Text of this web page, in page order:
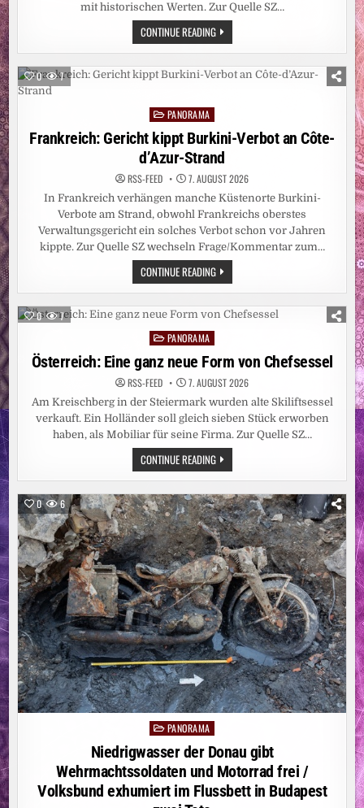
mit historischen Werten. Zur Quelle SZ…
CONTINUE READINGHITZEWELLE:
REKORDTIEF:
RHEIN-
PEGEL
SINKT
0 7
Posted
in
PANORAMA
Frankreich: Gericht kippt Burkini-Verbot an Côte-
d’Azur-Strand
RSS-FEED 7. AUGUST 2026
In Frankreich verhängen manche Küstenorte Burkini-
Verbote am Strand, obwohl Frankreichs oberstes
Verwaltungsgericht ein solches Verbot schon vor Jahren
kippte. Zur Quelle SZ wechseln Frage/Kommentar zum…
CONTINUE READINGFRANKREICH:
GERICHT
KIPPT
BURKINI-
VERBOT
STRAND
0 7
PostedPANORAMA
Österreich: Eine ganz neue Form von Chefsessel
RSS-FEED 7. AUGUST 2026
Am Kreischberg in der Steiermark wurden alte Skiliftsessel
verkauft. Ein Holländer soll gleich sieben Stück erworben
haben, als Mobiliar für seine Firma. Zur Quelle SZ…
CONTINUE READINGÖSTERREICH:
EINE
GANZ
NEUE
FORM
VON
CHEFSESSEL
0 6
PostedPANORAMA
Niedrigwasser der Donau gibt
Wehrmachtssoldaten und Motorrad frei /
Volksbund exhumiert im Flussbett in Budapest